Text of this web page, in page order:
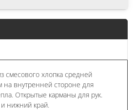
смесового хлопка средней
на внутренней стороне для
Открытые карманы для рук.
нижний край.